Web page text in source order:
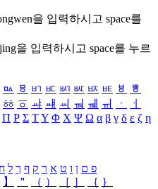
을 입력하시고 space를
을 입력하시고 space를 누르
ㅰ ㅱ ㅲ ㅳ ㅴ ㅵ ㅶ ㅷ ㅸ
ㅹ
ㆅ ㆆ ㆇ ㆈ ㆉ ㆊ ㆋ ㆌ ㆍ
ㆎ
Π Ρ Σ ΤΥ Φ Χ Ψ Ω α β γ δ ε ζ η
פ ם ן ו ט א ר ק ף ך ל ח
】 ＂ （ ） ［ ］ ｛ ｝